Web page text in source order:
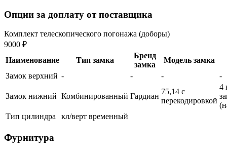
Опции за доплату от поставщика
Комплект телескопического погонажа (доборы)
9000 ₽
Наименование
Тип замка
Бренд
замка
Модель замка
Замок верхний - - - -
Замок нижний Комбинированный Гардиан
75,14 с
перекодировкой
4
Тип цилиндра
кл/верт временный
Фурнитура